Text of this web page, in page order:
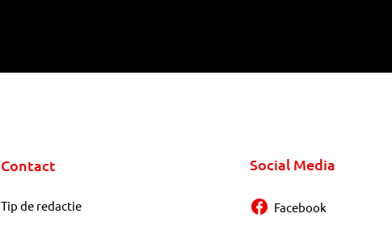
Contact
Tip de redactie
Social Media
Facebook